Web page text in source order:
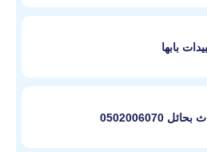
بابها
0502006070